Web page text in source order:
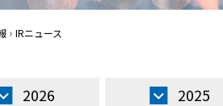
IRニュース
2026 2025